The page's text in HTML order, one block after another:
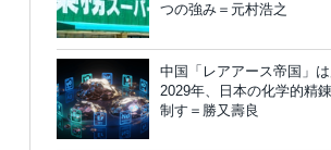
つの強み＝元村浩之
中国「レアアース帝国」は
2029年、日本の化学的精
制す＝勝又壽良